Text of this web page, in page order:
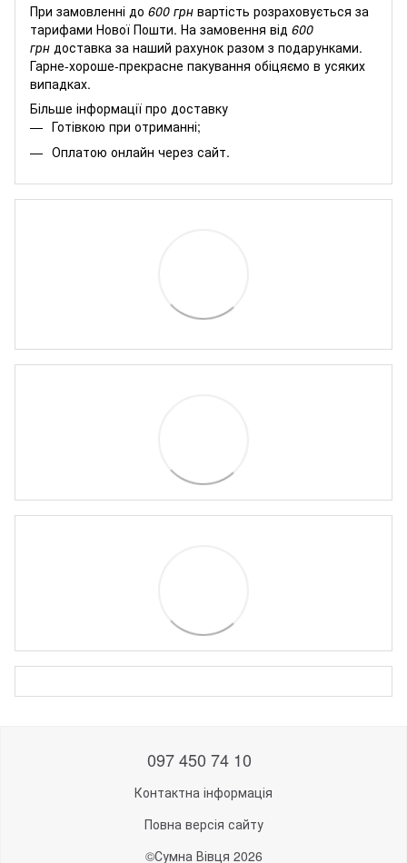
При замовленні до 600 грн вартість розраховується за
тарифами Нової Пошти. На замовення від 600
грн доставка за наший рахунок разом з подарунками.
Гарне-хороше-прекрасне пакування обіцяємо в усяких
випадках.
Більше інформації про доставку
Готівкою при отриманні;
Оплатою онлайн через сайт.
097 450 74 10
Контактна інформація
Повна версія сайту
©Сумна Вівця 2026